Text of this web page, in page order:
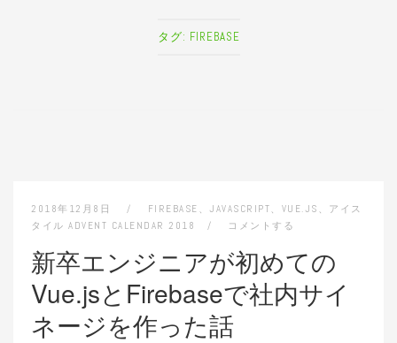
タグ: FIREBASE
2018年12月8日 FIREBASE JAVASCRIPT VUE.JS
アイス
タイル ADVENT CALENDAR 2018
コメントする
新卒エンジニアが初めての
Vue.jsとFirebaseで社内サイ
ネージを作った話